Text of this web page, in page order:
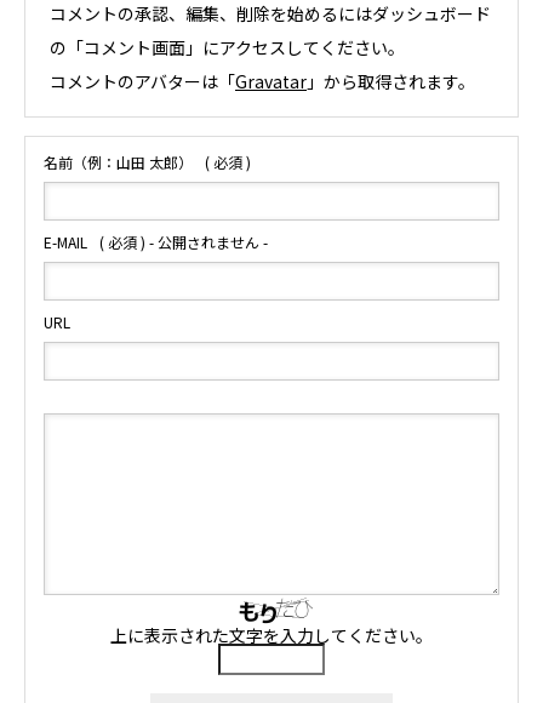
コメントの承認、編集、削除を始めるにはダッシュボード
の「コメント画面」にアクセスしてください。
コメントのアバターは「Gravatar 」から取得されます。
名前（例：山田 太郎） ( 必須 )
E-MAIL ( 必須 ) - 公開されません -
URL
上に表示された文字を入力してください。